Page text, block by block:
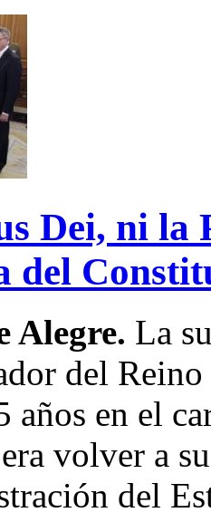
Dei, ni la
del
Alegre. La
del Reino
años en el
volver a
del